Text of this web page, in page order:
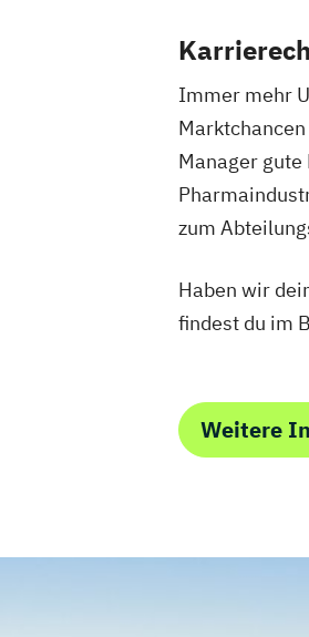
Immer mehr
Manager
zum
Haben wir
findest du im
Weitere